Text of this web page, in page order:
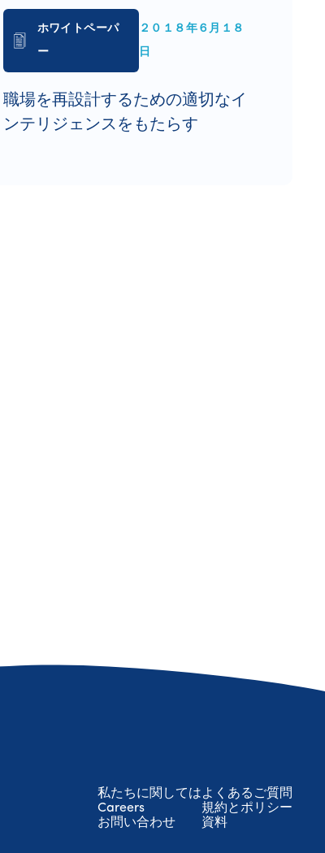
ホワイトペーパ
ー
２０１８年６月１８
日
職場を再設計するための適切なイ
ンテリジェンスをもたらす
私たちに関しては
Careers
お問い合わせ
よくあるご質問
規約とポリシー
資料